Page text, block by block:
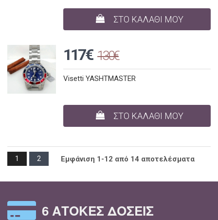
ΣΤΟ ΚΑΛΑΘΙ ΜΟΥ
117€ 130€
Visetti YASHTMASTER
ΣΤΟ ΚΑΛΑΘΙ ΜΟΥ
1 2 Εμφάνιση 1-12 από 14 αποτελέσματα
6 ΆΤΟΚΕΣ ΔΌΣΕΙΣ